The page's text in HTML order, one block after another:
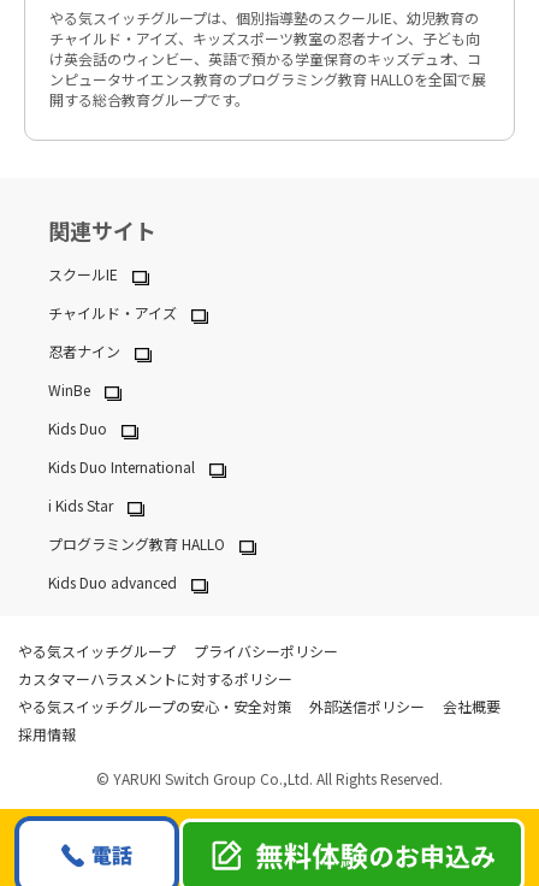
やる気スイッチグループは、個別指導塾のスクールIE、幼児教育の
チャイルド・アイズ、キッズスポーツ教室の忍者ナイン、子ども向
け英会話のウィンビー、英語で預かる学童保育のキッズデュオ、コ
ンピュータサイエンス教育のプログラミング教育 HALLOを全国で展
開する総合教育グループです。
関連サイト
スクールIE
チャイルド・アイズ
忍者ナイン
WinBe
Kids Duo
Kids Duo International
i Kids Star
プログラミング教育 HALLO
Kids Duo advanced
やる気スイッチグループ
プライバシーポリシー
カスタマーハラスメントに対するポリシー
やる気スイッチグループの安心・安全対策
外部送信ポリシー
会社概要
採用情報
© YARUKI Switch Group Co.,Ltd. All Rights Reserved.